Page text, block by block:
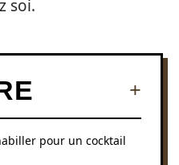
soi.
pour un cocktail